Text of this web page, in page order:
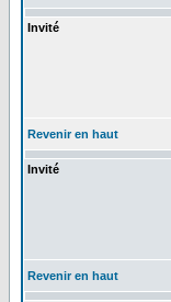
Invité
Revenir en haut
Invité
Revenir en haut